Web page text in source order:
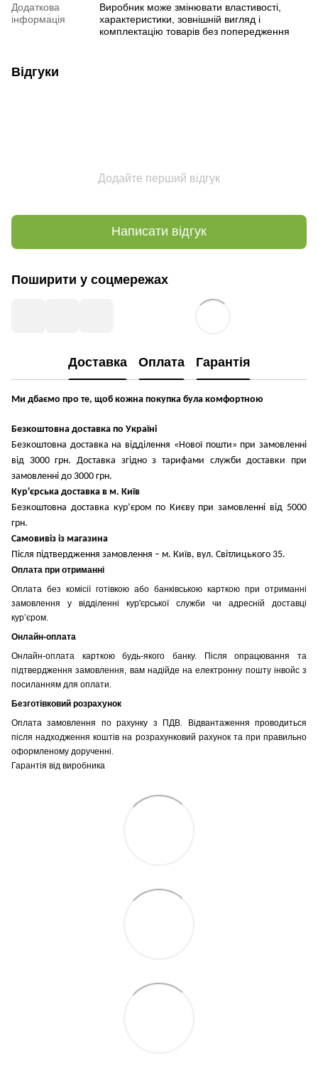
Додаткова
інформація
Виробник може змінювати властивості,
характеристики, зовнішній вигляд і
комплектацію товарів без попередження
Відгуки
Додайте перший відгук
Написати відгук
Поширити у соцмережах
Доставка Оплата Гарантія
Ми дбаємо про те, щоб кожна покупка була комфортною
Безкоштовна доставка по Україні
Безкоштовна доставка на відділення «Нової пошти» при замовленні
від 3000 грн. Доставка згідно з тарифами служби доставки при
замовленні до 3000 грн.
Кур'єрська доставка в м. Київ
Безкоштовна доставка кур’єром по Києву при замовленні від 5000
грн.
Самовивіз із магазина
Після підтвердження замовлення – м. Київ, вул. Світлицького 35.
Оплата при отриманні
Оплата без комісії готівкою або банківською карткою при отриманні
замовлення у відділенні кур'єрської служби чи адресній доставці
кур’єром.
Онлайн-оплата
Онлайн-оплата карткою будь-якого банку. Після опрацювання та
підтвердження замовлення, вам надійде на електронну пошту інвойс з
посиланням для оплати.
Безготівковий розрахунок
Оплата замовлення по рахунку з ПДВ. Відвантаження проводиться
після надходження коштів на розрахунковий рахунок та при правильно
оформленому дорученні.
Гарантія від виробника